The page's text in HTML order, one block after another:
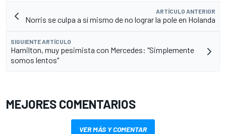
ARTÍCULO ANTERIOR
Norris se culpa a sí mismo de no lograr la pole en Holanda
SIGUIENTE ARTÍCULO
Hamilton, muy pesimista con Mercedes: "Simplemente
somos lentos"
MEJORES COMENTARIOS
VER MÁS Y COMENTAR